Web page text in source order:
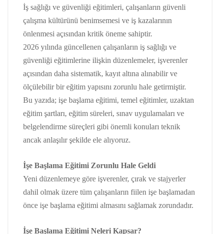
İş sağlığı ve güvenliği eğitimleri, çalışanların güvenli
çalışma kültürünü benimsemesi ve iş kazalarının
önlenmesi açısından kritik öneme sahiptir.
2026 yılında güncellenen çalışanların iş sağlığı ve
güvenliği eğitimlerine ilişkin düzenlemeler, işverenler
açısından daha sistematik, kayıt altına alınabilir ve
ölçülebilir bir eğitim yapısını zorunlu hale getirmiştir.
Bu yazıda; işe başlama eğitimi, temel eğitimler, uzaktan
eğitim şartları, eğitim süreleri, sınav uygulamaları ve
belgelendirme süreçleri gibi önemli konuları teknik
ancak anlaşılır şekilde ele alıyoruz.
İşe Başlama Eğitimi Zorunlu Hale Geldi
Yeni düzenlemeye göre işverenler, çırak ve stajyerler
dahil olmak üzere tüm çalışanların fiilen işe başlamadan
önce işe başlama eğitimi almasını sağlamak zorundadır.
İşe Başlama Eğitimi Neleri Kapsar?